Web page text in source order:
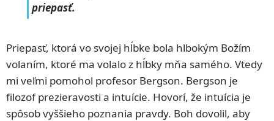
priepasť.
Priepasť, ktorá vo svojej hĺbke bola hlbokým Božím
volaním, ktoré ma volalo z hĺbky mňa samého. Vtedy
mi veľmi pomohol profesor Bergson. Bergson je
filozof prezieravosti a intuície. Hovorí, že intuícia je
spôsob vyššieho poznania pravdy. Boh dovolil, aby